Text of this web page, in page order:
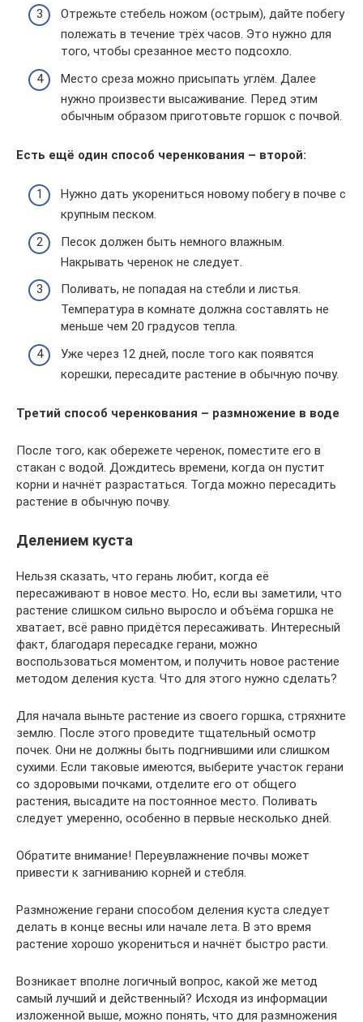
Отрежьте стебель ножом (острым), дайте побегу
полежать в течение трёх часов. Это нужно для
того, чтобы срезанное место подсохло.
Место среза можно присыпать углём. Далее
нужно произвести высаживание. Перед этим
обычным образом приготовьте горшок с почвой.
Есть ещё один способ черенкования – второй:
Нужно дать укорениться новому побегу в почве с
крупным песком.
Песок должен быть немного влажным.
Накрывать черенок не следует.
Поливать, не попадая на стебли и листья.
Температура в комнате должна составлять не
меньше чем 20 градусов тепла.
Уже через 12 дней, после того как появятся
корешки, пересадите растение в обычную почву.
Третий способ черенкования – размножение в воде
После того, как обережете черенок, поместите его в
стакан с водой. Дождитесь времени, когда он пустит
корни и начнёт разрастаться. Тогда можно пересадить
растение в обычную почву.
Делением куста
Нельзя сказать, что герань любит, когда её
пересаживают в новое место. Но, если вы заметили, что
растение слишком сильно выросло и объёма горшка не
хватает, всё равно придётся пересаживать. Интересный
факт, благодаря пересадке герани, можно
воспользоваться моментом, и получить новое растение
методом деления куста. Что для этого нужно сделать?
Для начала выньте растение из своего горшка, стряхните
землю. После этого проведите тщательный осмотр
почек. Они не должны быть подгнившими или слишком
сухими. Если таковые имеются, выберите участок герани
со здоровыми почками, отделите его от общего
растения, высадите на постоянное место. Поливать
следует умеренно, особенно в первые несколько дней.
Обратите внимание! Переувлажнение почвы может
привести к загниванию корней и стебля.
Размножение герани способом деления куста следует
делать в конце весны или начале лета. В это время
растение хорошо укорениться и начнёт быстро расти.
Возникает вполне логичный вопрос, какой же метод
самый лучший и действенный? Исходя из информации
изложенной выше, можно понять, что для размножения